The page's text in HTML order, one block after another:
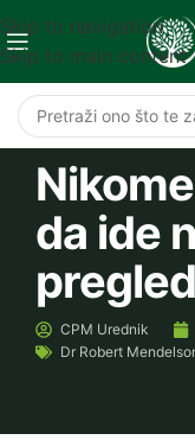
Skip to navigation
Skip to main content
da ide
pregled
CPM Urednik
Dr Robert